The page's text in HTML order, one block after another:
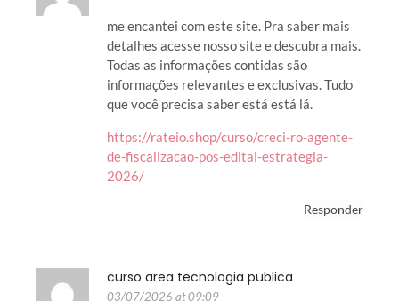
me encantei com este site. Pra saber mais
detalhes acesse nosso site e descubra mais.
Todas as informações contidas são
informações relevantes e exclusivas. Tudo
que você precisa saber está está lá.
https://rateio.shop/curso/creci-ro-agente-
de-fiscalizacao-pos-edital-estrategia-
2026/
Responder
curso area tecnologia publica
03/07/2026 at 09:09